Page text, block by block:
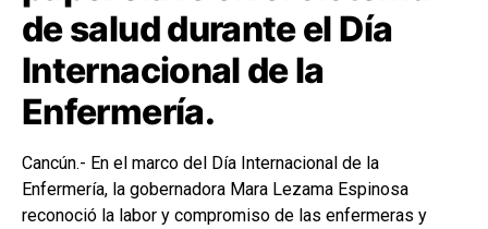
de salud durante el Día
Internacional de la
Enfermería.
Cancún.- En el marco del Día Internacional de la
Enfermería, la gobernadora Mara Lezama Espinosa
reconoció la labor y compromiso de las enfermeras y